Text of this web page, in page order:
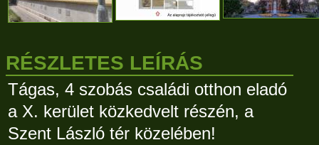
RÉSZLETES LEÍRÁS
Tágas, 4 szobás családi otthon eladó
a X. kerület közkedvelt részén, a
Szent László tér közelében!